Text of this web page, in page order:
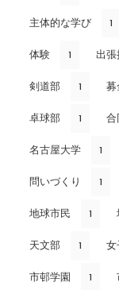
主体的な学び 1
体験 1 出
剣道部 1 募
卓球部 1
名古屋大学 1
問いづくり 1
地球市民 1
天文部 1
市邨学園 1